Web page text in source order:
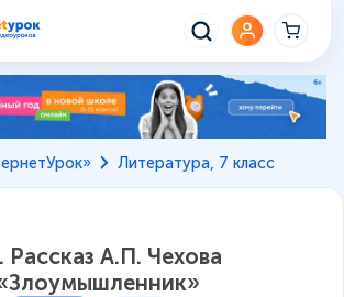
Литература, 7 класс
Рассказ А.П. Чехова